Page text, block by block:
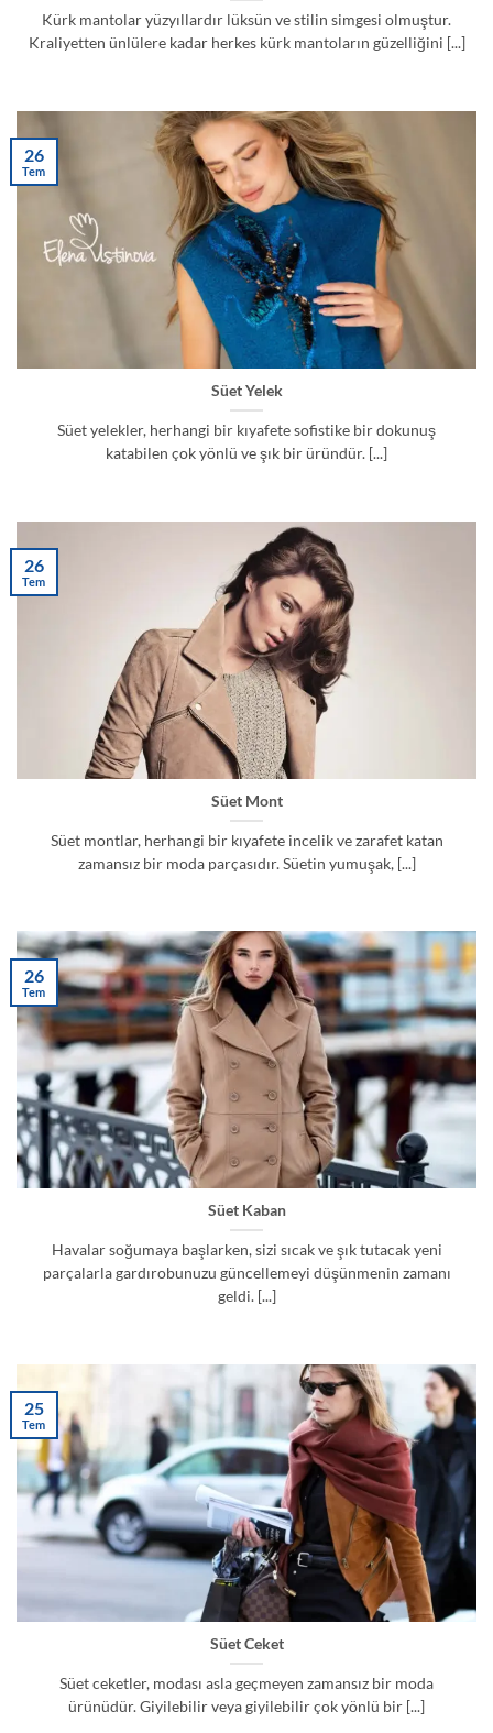
Kürk mantolar yüzyıllardır lüksün ve stilin simgesi olmuştur.
Kraliyetten ünlülere kadar herkes kürk mantoların güzelliğini [...]
Süet Yelek
Süet yelekler, herhangi bir kıyafete sofistike bir dokunuş
katabilen çok yönlü ve şık bir üründür. [...]
26
Tem
Süet Mont
Süet montlar, herhangi bir kıyafete incelik ve zarafet katan
zamansız bir moda parçasıdır. Süetin yumuşak, [...]
26
Tem
Süet Kaban
Havalar soğumaya başlarken, sizi sıcak ve şık tutacak yeni
parçalarla gardırobunuzu güncellemeyi düşünmenin zamanı
geldi. [...]
26
Tem
Süet Ceket
Süet ceketler, modası asla geçmeyen zamansız bir moda
ürünüdür. Giyilebilir veya giyilebilir çok yönlü bir [...]
25
Tem